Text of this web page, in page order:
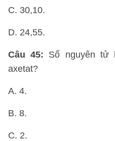
C. 30,10.
D. 24,55.
Câu 45: Số nguyên tử
axetat?
A. 4.
B. 8.
C. 2.